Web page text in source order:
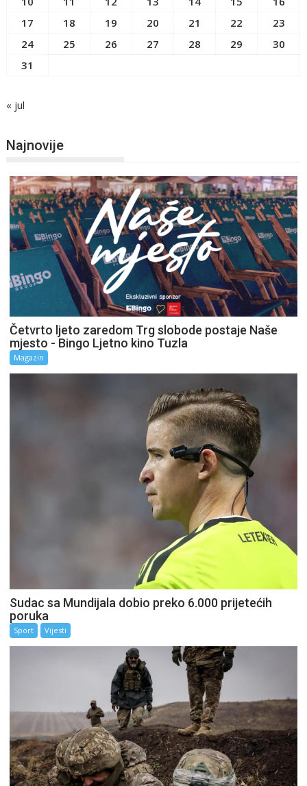
17
18 19 20 21 22
23
24
25 26 27 28 29
30
31
« jul
Najnovije
Četvrto ljeto zaredom Trg slobode postaje Naše
mjesto - Bingo Ljetno kino Tuzla
Magazin
Sudac sa Mundijala dobio preko 6.000 prijetećih
poruka
Sport Vijesti